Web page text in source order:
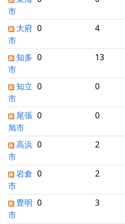
市
大府
市
0 4
知多
市
0 13
知立
市
0 0
尾張
旭市
0 0
高浜
市
0 2
岩倉
市
0 2
豊明
市
0 3